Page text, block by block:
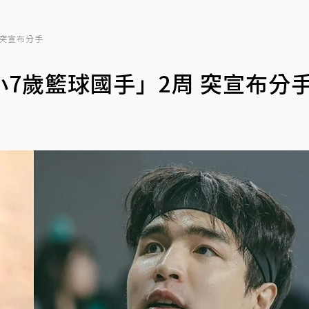
宣布分手
歲籃球國手」2周 突宣布分